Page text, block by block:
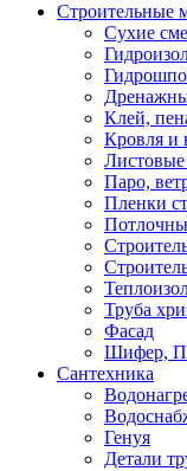
Строительные
Сухие
Клей,
Кровля и
Паро,
Пленки
Труба
Фасад
Шифер,
Сантехника
Генуя
Детали